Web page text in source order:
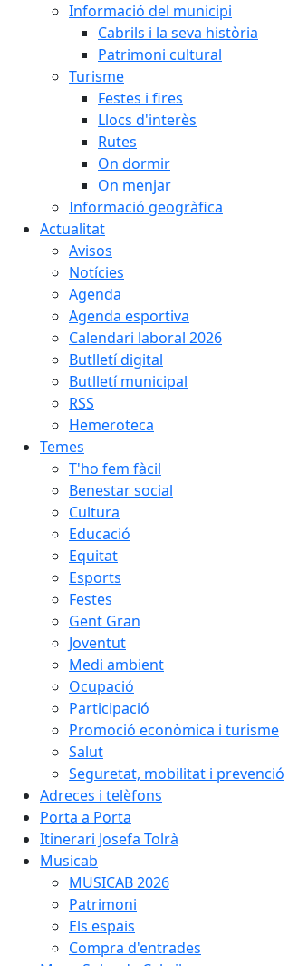
Informació del municipi
Cabrils i la seva història
Patrimoni cultural
Turisme
Festes i fires
Llocs d'interès
Rutes
On dormir
On menjar
Informació geogràfica
Actualitat
Avisos
Notícies
Agenda
Agenda esportiva
Calendari laboral 2026
Butlletí digital
Butlletí municipal
RSS
Hemeroteca
Temes
T'ho fem fàcil
Benestar social
Cultura
Educació
Equitat
Esports
Festes
Gent Gran
Joventut
Medi ambient
Ocupació
Participació
Promoció econòmica i turisme
Salut
Seguretat, mobilitat i prevenció
Adreces i telèfons
Porta a Porta
Itinerari Josefa Tolrà
Musicab
MUSICAB 2026
Patrimoni
Els espais
Compra d'entrades